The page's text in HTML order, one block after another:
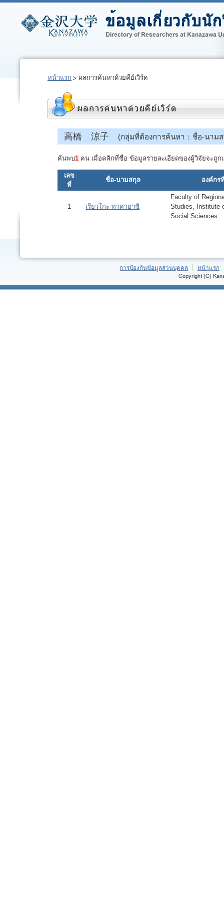
หน้าแรก ผลการค้นหาด้วยคีย์เวิร์ด
高橋 涼子 (กลุ่มที่ต้องการค้นหา：ชื่อ-นาม
ค้นพบ1 คน เมื่อคลิกที่ชื่อ ข้อมูลรายละเอียดของผู้วิจัยจะถูก
เลข
ที่
ชื่อ-นามสกุล องค์กร
1 เรียวโกะ ทาคาฮาชิ
Faculty of
Studies, Institute
Social Sciences
การป้องกันข้อมูลส่วนบุคคล หน้าแรก